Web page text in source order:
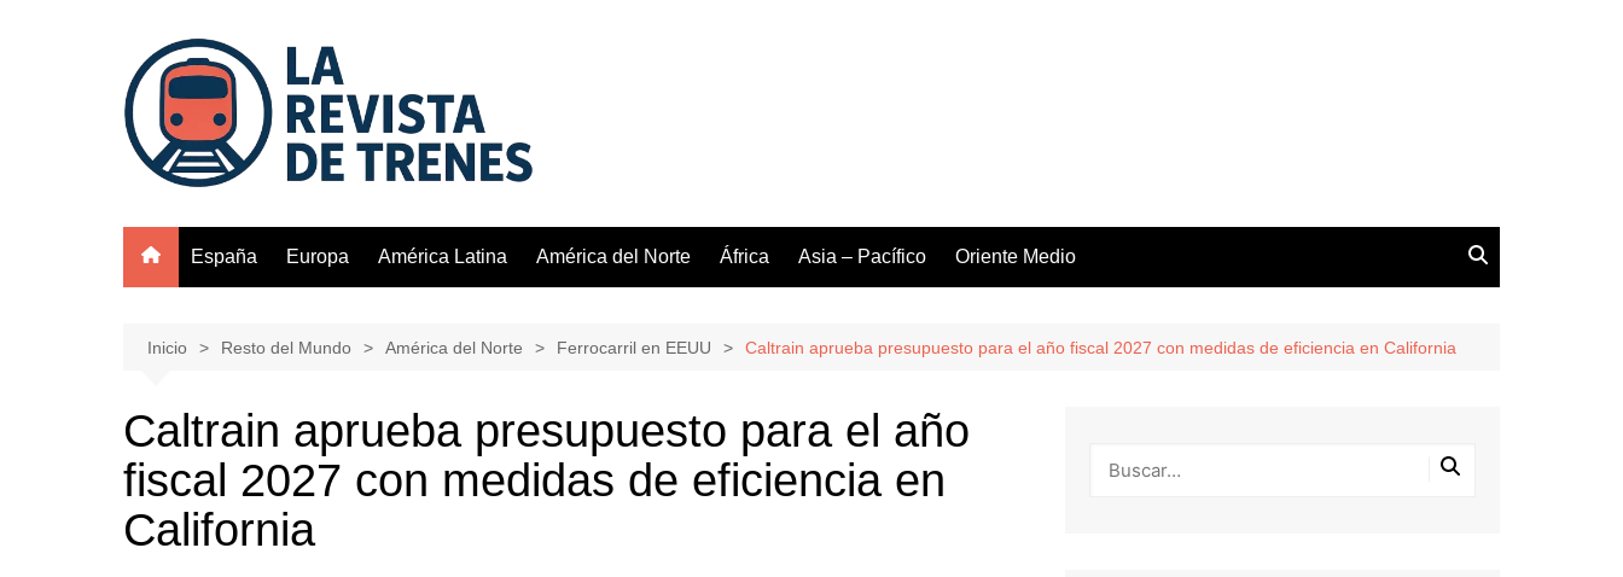
España Europa América Latina América del Norte África Asia – Pacífico Oriente Medio
Inicio Resto del Mundo América del Norte Ferrocarril en EEUU Caltrain aprueba presupuesto para el año fiscal 2027 con medidas de eficiencia en California
Caltrain aprueba presupuesto para el año
fiscal 2027 con medidas de eficiencia en
California